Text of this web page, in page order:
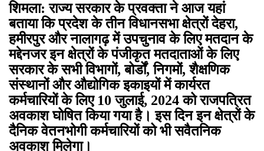
शिमला: राज्य सरकार के प्रवक्ता ने आज यहां
बताया कि प्रदेश के तीन विधानसभा क्षेत्रों देहरा,
हमीरपुर और नालागढ़ में उपचुनाव के लिए मतदान के
मद्देनजर इन क्षेत्रों के पंजीकृत मतदाताओं के लिए
सरकार के सभी विभागों, बोर्डों, निगमों, शैक्षणिक
संस्थानों और औद्योगिक इकाइयों में कार्यरत
कर्मचारियों के लिए 10 जुलाई, 2024 को राजपत्रित
अवकाश घोषित किया गया है। इस दिन इन क्षेत्रों के
दैनिक वेतनभोगी कर्मचारियों को भी सवैतनिक
अवकाश मिलेगा।